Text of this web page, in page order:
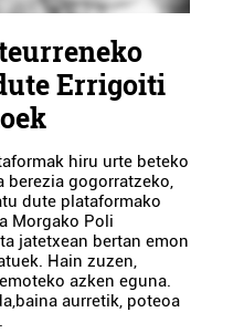
Errigoiti
hiru urte beteko
berezia gogorratzeko,
dute plataformako
Morgako Poli
jatetxean bertan emon
Hain zuzen,
azken eguna.
aurretik, poteoa